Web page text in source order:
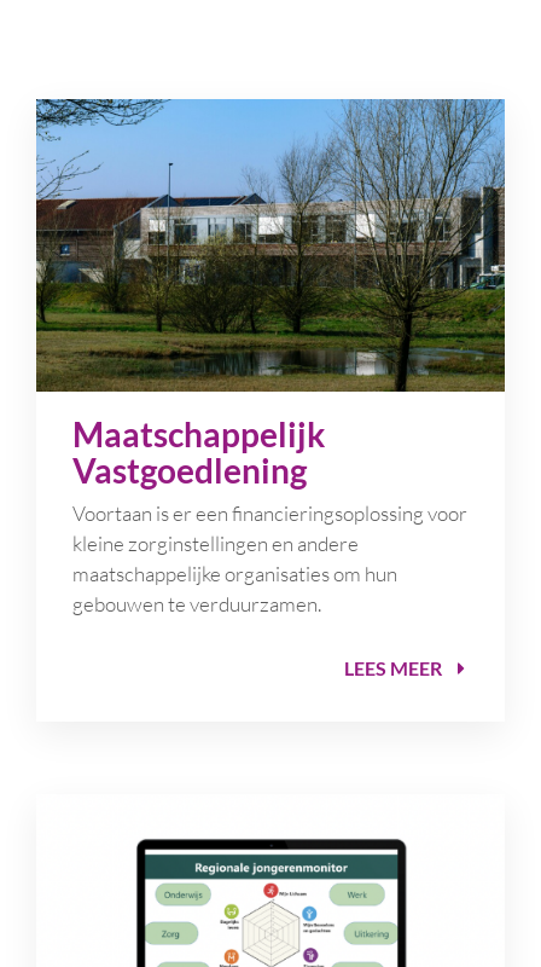
Maatschappelijk
Vastgoedlening
Voortaan is er een financieringsoplossing voor
kleine zorginstellingen en andere
maatschappelijke organisaties om hun
gebouwen te verduurzamen.
LEES MEER